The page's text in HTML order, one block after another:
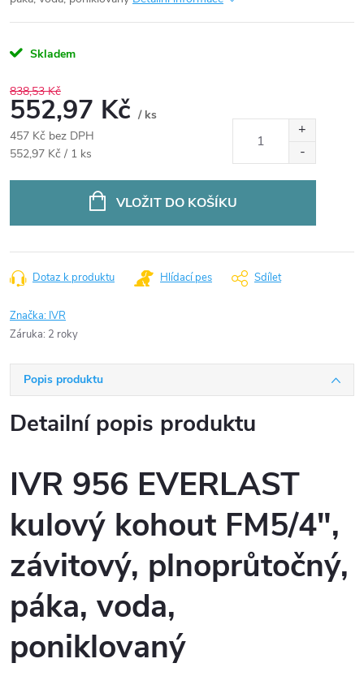
Skladem
838,53 Kč
552,97 Kč / ks
457 Kč bez DPH
Měrná
552,97 Kč / 1 ks
VLOŽIT DO KOŠÍKU
Dotaz k produktu Hlídací pes Sdílet
Značka: IVR
Záruka: 2 roky
Popis produktu
Detailní popis produktu
IVR 956 EVERLAST
kulový kohout FM5/4",
závitový, plnoprůtočný,
páka, voda,
poniklovaný